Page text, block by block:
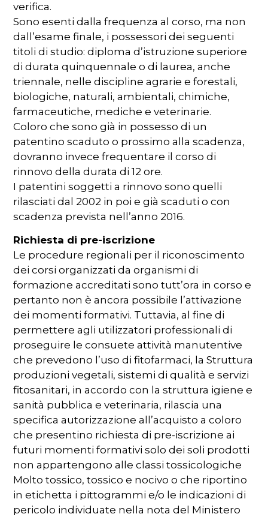
verifica.
Sono esenti dalla frequenza al corso, ma non
dall’esame finale, i possessori dei seguenti
titoli di studio: diploma d’istruzione superiore
di durata quinquennale o di laurea, anche
triennale, nelle discipline agrarie e forestali,
biologiche, naturali, ambientali, chimiche,
farmaceutiche, mediche e veterinarie.
Coloro che sono già in possesso di un
patentino scaduto o prossimo alla scadenza,
dovranno invece frequentare il corso di
rinnovo della durata di 12 ore.
I patentini soggetti a rinnovo sono quelli
rilasciati dal 2002 in poi e già scaduti o con
scadenza prevista nell’anno 2016.
Richiesta di pre-iscrizione
Le procedure regionali per il riconoscimento
dei corsi organizzati da organismi di
formazione accreditati sono tutt’ora in corso e
pertanto non è ancora possibile l’attivazione
dei momenti formativi. Tuttavia, al fine di
permettere agli utilizzatori professionali di
proseguire le consuete attività manutentive
che prevedono l’uso di fitofarmaci, la Struttura
produzioni vegetali, sistemi di qualità e servizi
fitosanitari, in accordo con la struttura igiene e
sanità pubblica e veterinaria, rilascia una
specifica autorizzazione all’acquisto a coloro
che presentino richiesta di pre-iscrizione ai
futuri momenti formativi solo dei soli prodotti
non appartengono alle classi tossicologiche
Molto tossico, tossico e nocivo o che riportino
in etichetta i pittogrammi e/o le indicazioni di
pericolo individuate nella nota del Ministero